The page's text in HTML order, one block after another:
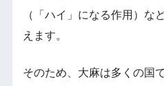
（「ハイ」になる作用）な
えます。
そのため、大麻は多くの国